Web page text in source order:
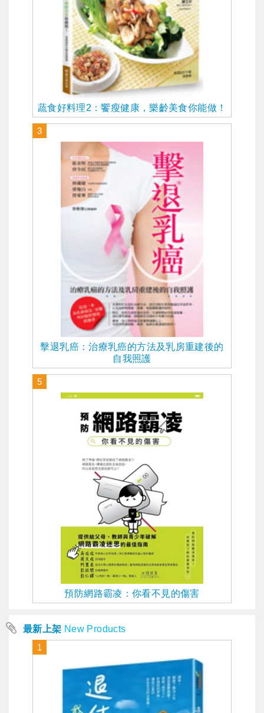
蔬食好料理2：饗瘦健康，樂齡美食你能做！
3
擊退乳癌：治療乳癌的方法及乳房重建後的
自我照護
5
預防網路霸凌：你看不見的傷害
最新上架 New Products
1